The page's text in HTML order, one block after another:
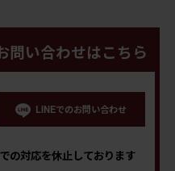
問い合わせはこちら
LINEでのお問い合わせ
の対応を休止しております